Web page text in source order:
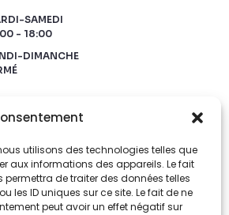
utilisons des technologies telles que
aux informations des appareils. Le fait
de traiter des données telles
les ID uniques sur ce site. Le fait de ne
peut avoir un effet négatif sur
SAMEDI
- 18:00
DIMANCHE